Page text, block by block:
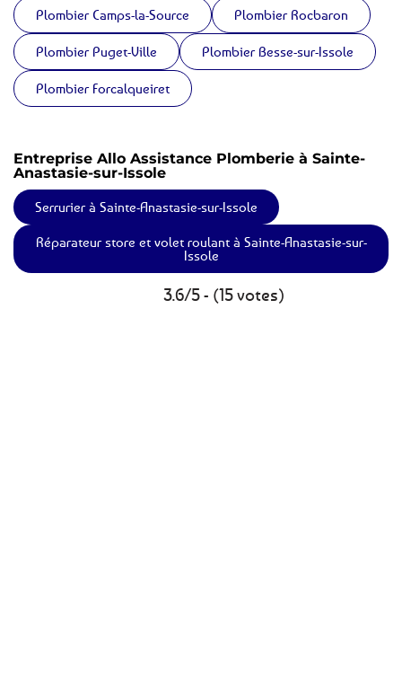
Plombier Camps-la-Source Plombier Rocbaron
Plombier Puget-Ville Plombier Besse-sur-Issole
Plombier Forcalqueiret
Entreprise Allo Assistance Plomberie à Sainte-
Anastasie-sur-Issole
Serrurier à Sainte-Anastasie-sur-Issole
Réparateur store et volet roulant à Sainte-Anastasie-sur-
Issole
3.6/5 - (15 votes)